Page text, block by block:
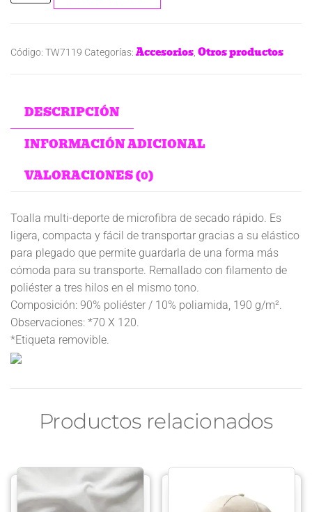
Código: TW7119 Categorías: Accesorios Otros productos
DESCRIPCIÓN
INFORMACIÓN ADICIONAL
VALORACIONES (0)
Toalla multi-deporte de microfibra de secado rápido. Es
ligera, compacta y fácil de transportar gracias a su elástico
para plegado que permite guardarla de una forma más
cómoda para su transporte. Remallado con filamento de
poliéster a tres hilos en el mismo tono.
Composición: 90% poliéster / 10% poliamida, 190 g/m².
Observaciones: *70 X 120.
*Etiqueta removible.
Productos relacionados